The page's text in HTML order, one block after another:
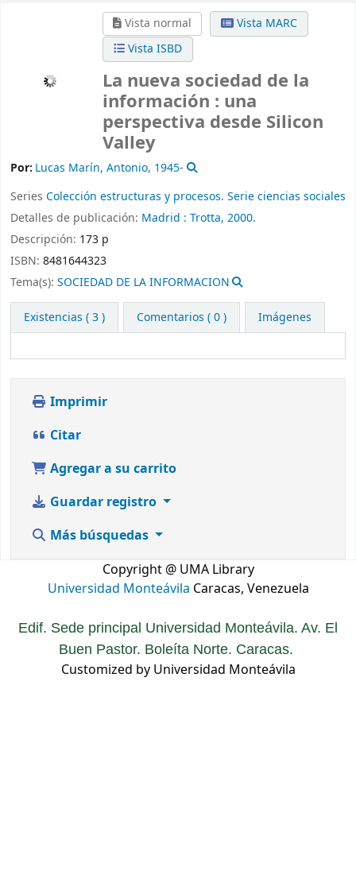
Vista normal
Vista MARC
Vista ISBD
La nueva sociedad de la
información : una
perspectiva desde Silicon
Valley
Por: Lucas Marín, Antonio, 1945-
Series Colección estructuras y procesos. Serie ciencias sociales
Detalles de publicación: Madrid : Trotta, 2000.
Descripción: 173 p
ISBN: 8481644323
Tema(s): SOCIEDAD DE LA INFORMACION
Existencias ( 3 ) Comentarios ( 0 ) Imágenes
Imprimir
Citar
Agregar a su carrito
Guardar registro
Más búsquedas
Copyright @ UMA Library
Universidad Monteávila Caracas, Venezuela
Edif. Sede principal Universidad Monteávila. Av. El
Buen Pastor. Boleíta Norte. Caracas.
Customized by Universidad Monteávila